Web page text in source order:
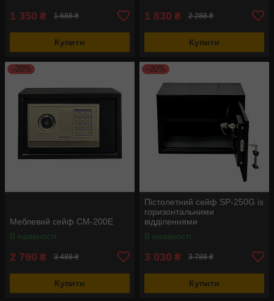
1 350 ₴ 1 688 ₴
Купити
1 830 ₴ 2 288 ₴
Купити
–20%
Меблевий сейф СМ-200Е
В наявності
2 790 ₴ 3 488 ₴
Купити
–20%
Пістолетний сейф SP-250G із
горизонтальними
відділеннями
В наявності
3 030 ₴ 3 788 ₴
Купити